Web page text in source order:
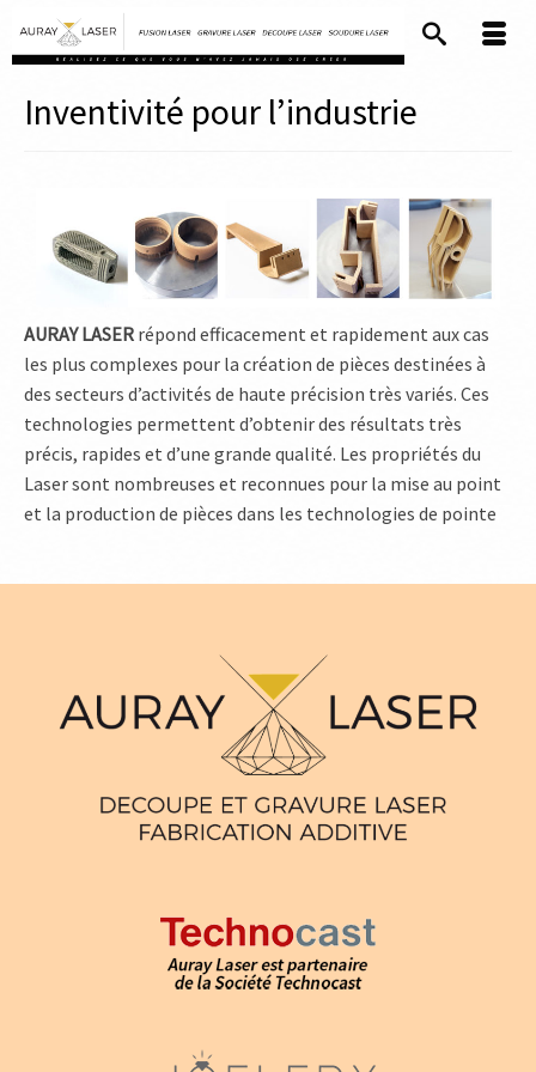
Inventivité pour l’industrie
AURAY LASER répond efficacement et rapidement aux cas
les plus complexes pour la création de pièces destinées à
des secteurs d’activités de haute précision très variés. Ces
technologies permettent d’obtenir des résultats très
précis, rapides et d’une grande qualité. Les propriétés du
Laser sont nombreuses et reconnues pour la mise au point
et la production de pièces dans les technologies de pointe